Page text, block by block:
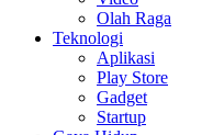
Olah Raga
Teknologi
Aplikasi
Play Store
Gadget
Startup